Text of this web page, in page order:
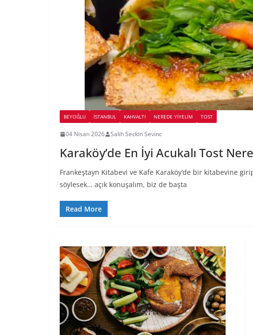
BEYOĞLU İSTANBUL KAHVALTI NEREDE YİYELİM TOST
04 Nisan 2026 Salih Seckin Sevinc
Karaköy’de En İyi Acukalı Tost
Frankeştayn Kitabevi ve Kafe Karaköy’de bir kitabevine
söylesek… açık konuşalım, biz de başta
Read More